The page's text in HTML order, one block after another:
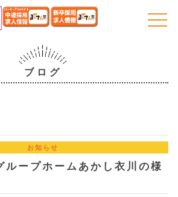
ブログ
お知らせ
ープホームあかし衣川の様